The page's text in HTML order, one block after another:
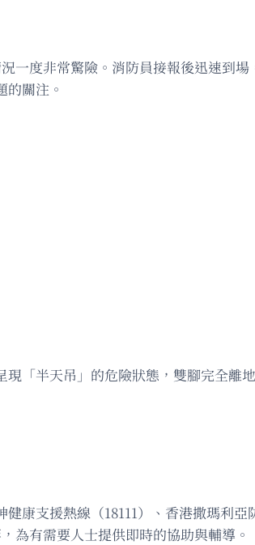
一度非常驚險。消防員接報後迅速到
關注。
「半天吊」的危險狀態，雙腳完全離
康支援熱線（18111）、香港撒瑪利
為有需要人士提供即時的協助與輔導。